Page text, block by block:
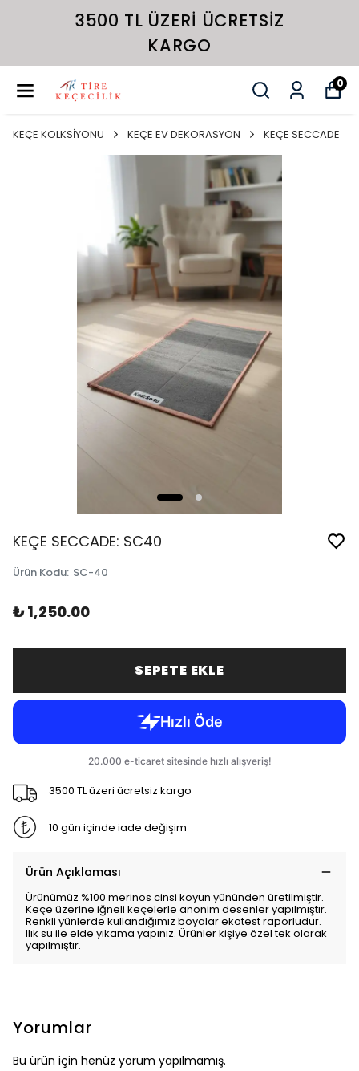
3500 TL ÜZERI ÜCRETSIZ
KARGO
0
KEÇE KOLKSİYONU KEÇE EV DEKORASYON KEÇE SECCADE
KEÇE SECCADE: SC40
Ürün Kodu: SC-40
₺ 1,250.00
SEPETE EKLE
3500 TL üzeri ücretsiz kargo
10 gün içinde iade değişim
Ürün Açıklaması
Ürünümüz %100 merinos cinsi koyun yününden üretilmiştir.
Keçe üzerine iğneli keçelerle anonim desenler yapılmıştır.
Renkli yünlerde kullandığımız boyalar ekotest raporludur.
Ilık su ile elde yıkama yapınız. Ürünler kişiye özel tek olarak
yapılmıştır.
Yorumlar
Bu ürün için henüz yorum yapılmamış.